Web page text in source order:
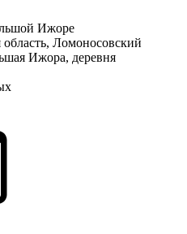
Ижоре
Ломоносовский
Ижора, деревня